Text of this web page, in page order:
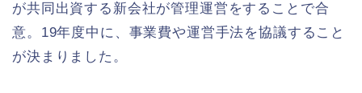
が共同出資する新会社が管理運営をすることで合
意。19年度中に、事業費や運営手法を協議すること
が決まりました。